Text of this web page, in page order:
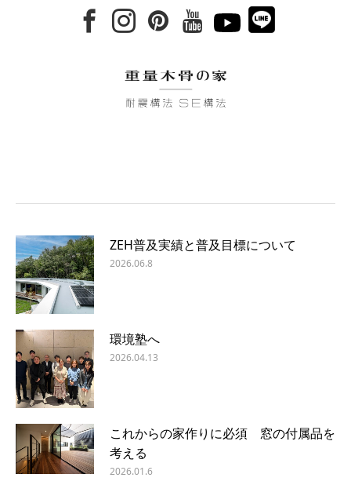
ZEH普及実績と普及目標について
2026.06.8
環境塾へ
2026.04.13
これからの家作りに必須 窓の付属品を
考える
2026.01.6